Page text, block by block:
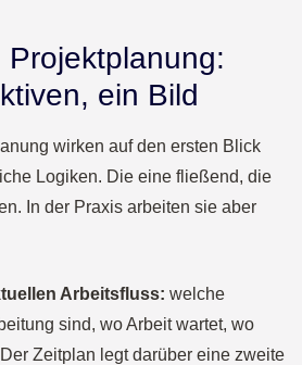
ein Bild
wirken auf den ersten Blick
Logiken. Die eine fließend, die
In der Praxis arbeiten sie aber
Arbeitsfluss: welche
sind, wo Arbeit wartet, wo
Zeitplan legt darüber eine zweite